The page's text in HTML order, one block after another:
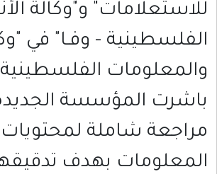
للاستعلامات" و"وكالة
الفلسطينية - وفـا" في
والمعلومات
باشرت المؤسسة
مراجعة شاملة لمحتويات
المعلومات بهدف